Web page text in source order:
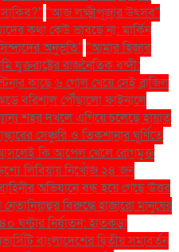
"আজ লক্ষ্মীপূজার উৎসব"
কথা কেউ ভাবছে না: মার্কিন
অনুভূতি" "আমার হিজাব
যুক্তরাষ্ট্রের রাজনৈতিক বন্দী:
কাছে ৬ গোল খেয়ে সেই ব্রাজিল
বরিশাল পৌঁছালো ফাইনালে
শহর দখলে এগিয়ে চলেছে হায়াত
সেঞ্চুরি ও তিকশানার ঘূর্ণিতে
কি আপেল খেলে রোগমুক্ত
লিবিয়ায় নিখোঁজ ২৪ জন
অভিযানে বন্ধ হয়ে গেছে উত্তর
বিরুদ্ধে হাজারো মানুষের
ঘণ্টার নির্যাতন: হাতকড়া
বাংলাদেশের দ্বিতীয় সমাবর্তন